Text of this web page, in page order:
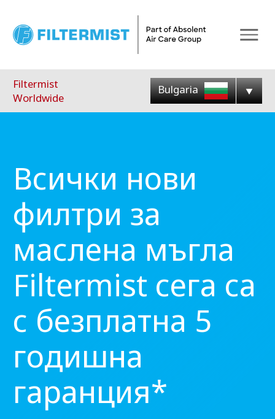
Filtermist
Worldwide
Bulgaria
Всички нови
филтри за
маслена мъгла
Filtermist сега са
с безплатна 5
годишна
гаранция*